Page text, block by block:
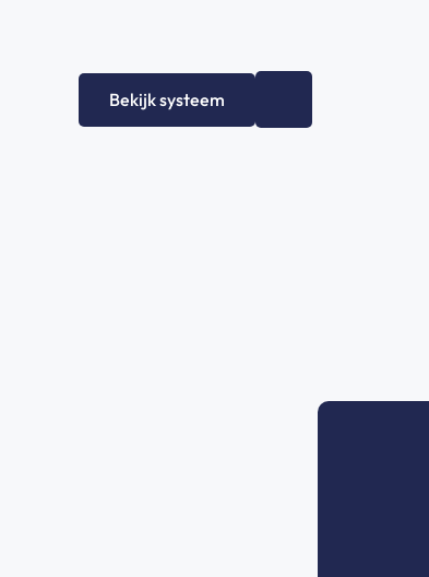
Bekijk systeem